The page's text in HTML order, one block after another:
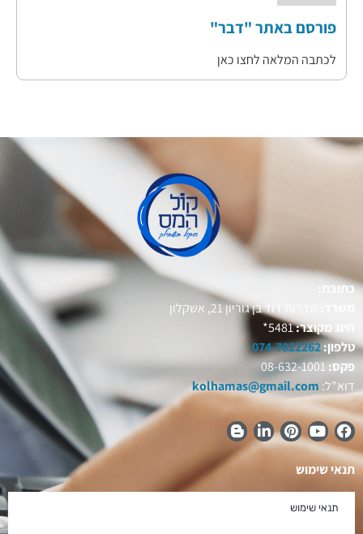
פורסם באתר "דבר"
לכתבה המלאה לחצו כאן
כתובת:
משרד:
שדרות דוד בן גוריון 21, אשקלון
חיוג מקוצר:5481*
טלפון:074-7022262
פקס:08-632-1001
דוא"ל: kolhamas@gmail.com
תנאי שימוש
תנאי שימוש